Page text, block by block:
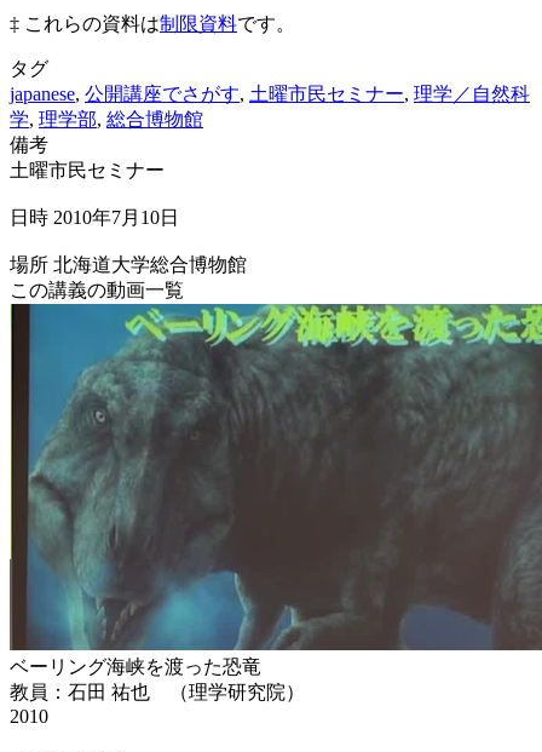
‡ これらの資料は制限資料です。
タグ
japanese, 公開講座でさがす, 土曜市民セミナー, 理学／自然科
学, 理学部, 総合博物館
備考
土曜市民セミナー
日時 2010年7月10日
場所 北海道大学総合博物館
この講義の動画一覧
ベーリング海峡を渡った恐竜
教員：石田 祐也 （理学研究院）
2010